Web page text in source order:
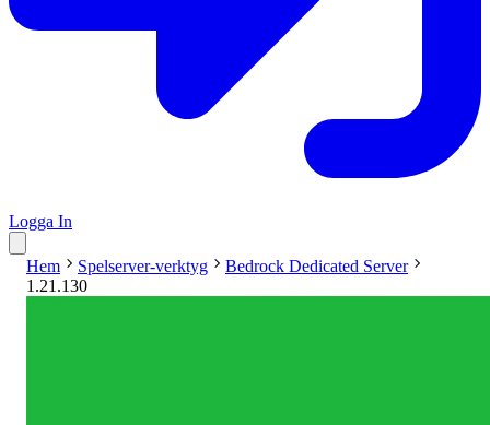
Logga In
Hem Spelserver-verktyg
Bedrock Dedicated Server
1.21.130